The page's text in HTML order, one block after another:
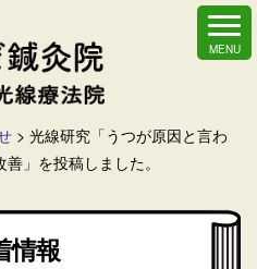
> 光線研究「うつが原因と言わ
」を投稿しました。
情報